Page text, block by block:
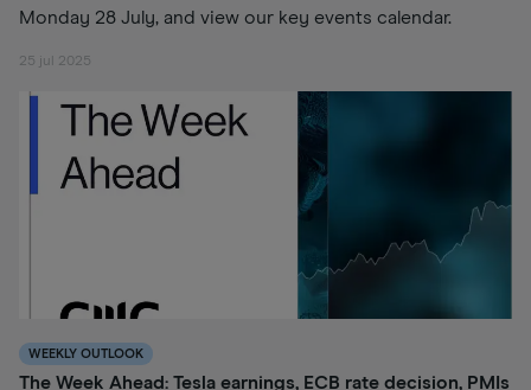
Monday 28 July, and view our key events calendar.
25 jul 2025
WEEKLY OUTLOOK
The Week Ahead: Tesla earnings, ECB rate decision, PMIs